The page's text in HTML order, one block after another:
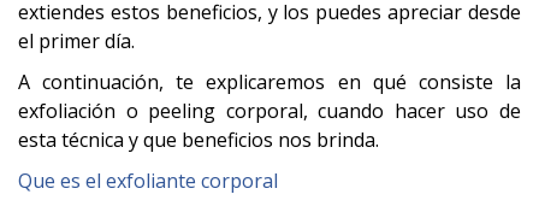
extiendes estos beneficios, y los puedes apreciar desde
el primer día.
A continuación, te explicaremos en qué consiste la
exfoliación o peeling corporal, cuando hacer uso de
esta técnica y que beneficios nos brinda.
Que es el exfoliante corporal